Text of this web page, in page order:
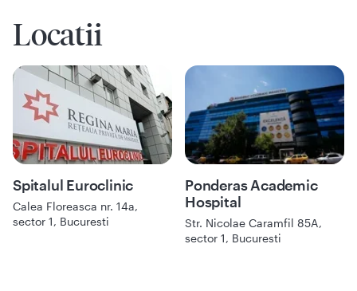
Locatii
Spitalul Euroclinic
Calea Floreasca nr. 14a,
sector 1, Bucuresti
Ponderas Academic
Hospital
Str. Nicolae Caramfil 85A,
sector 1, Bucuresti